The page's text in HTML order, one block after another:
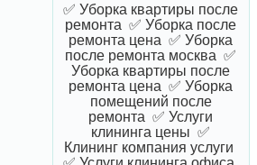
✅ Уборка квартиры после
ремонта ✅ Уборка после
ремонта цена ✅ Уборка
после ремонта москва ✅
Уборка квартиры после
ремонта цена ✅ Уборка
помещений после
ремонта ✅ Услуги
клининга цены ✅
Клининг компания услуги